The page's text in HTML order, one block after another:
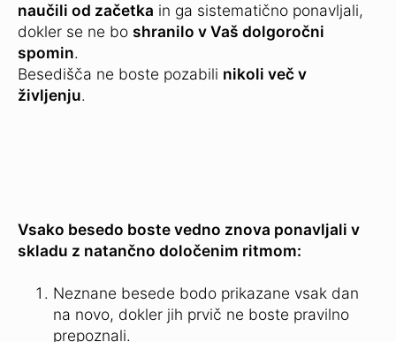
naučili od začetka in ga sistematično ponavljali,
dokler se ne bo shranilo v Vaš dolgoročni
spomin.
Besedišča ne boste pozabili nikoli več v
življenju.
Vsako besedo boste vedno znova ponavljali v
skladu z natančno določenim ritmom:
Neznane besede bodo prikazane vsak dan
na novo, dokler jih prvič ne boste pravilno
prepoznali.